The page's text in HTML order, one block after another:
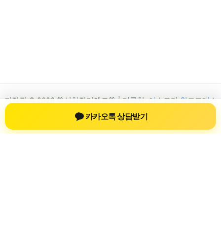
저작권 © 2026 💚신차장기렌트💚 | 제공처:
아스트라 워드프레스
테마
카카오톡 상담받기